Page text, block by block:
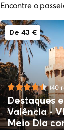
Encontre o
De 43 €
(40
Destaques
Valência -
Meio Dia